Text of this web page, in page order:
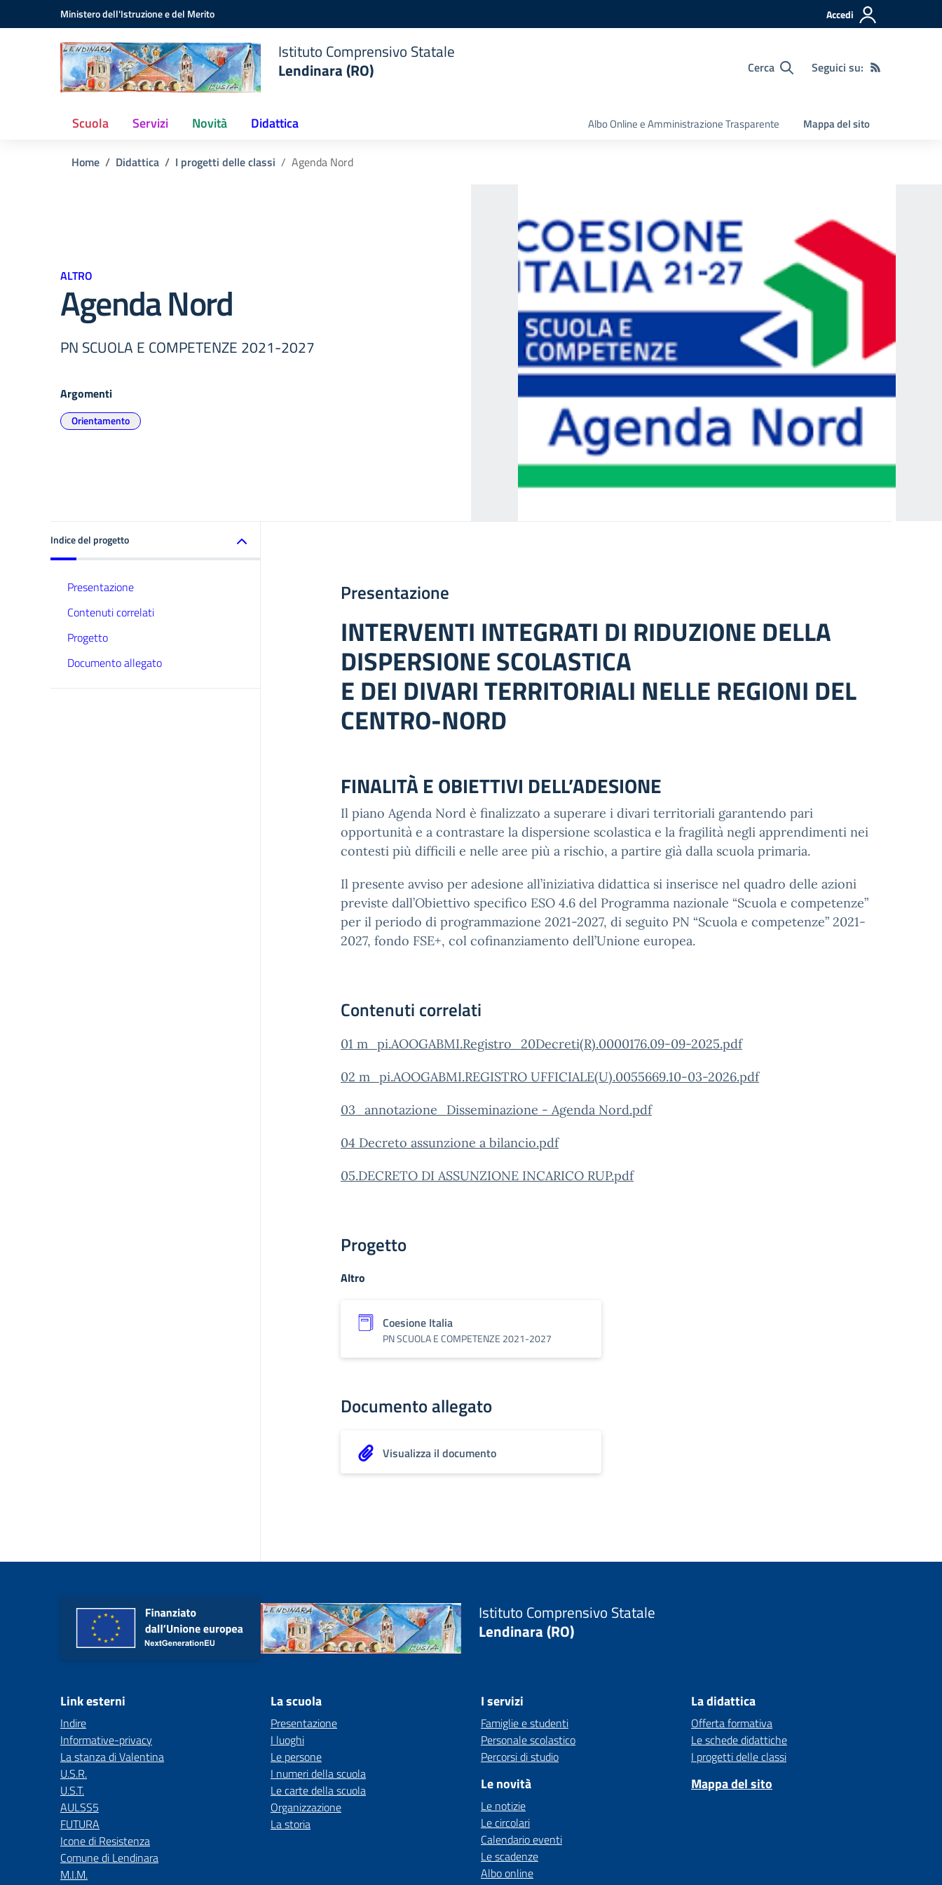
Vai ai contenuti
Vai al menu di navigazioneMinistero dell'Istruzione e del Merito Accedi
Comprensivo
Lendinara
Istituto Comprensivo Statale
Lendinara (RO)
Cerca Seguici su:
Scuola Servizi Novità Didattica Albo Online e Amministrazione Trasparente Mappa del sito
Home Didattica I progetti delle classi Agenda Nord
ALTRO
Agenda Nord
PN SCUOLA E COMPETENZE 2021-2027
Argomenti
Orientamento
Indice del progetto
Presentazione
Contenuti correlati
Progetto
Documento allegato
Presentazione
INTERVENTI INTEGRATI DI RIDUZIONE DELLA
DISPERSIONE SCOLASTICA
E DEI DIVARI TERRITORIALI NELLE REGIONI DEL
CENTRO-NORD
FINALITÀ E OBIETTIVI DELL’ADESIONE
Il piano Agenda Nord è finalizzato a superare i divari territoriali garantendo pari
opportunità e a contrastare la dispersione scolastica e la fragilità negli apprendimenti nei
contesti più difficili e nelle aree più a rischio, a partire già dalla scuola primaria.
Il presente avviso per adesione all’iniziativa didattica si inserisce nel quadro delle azioni
previste dall’Obiettivo specifico ESO 4.6 del Programma nazionale “Scuola e competenze”
per il periodo di programmazione 2021-2027, di seguito PN “Scuola e competenze” 2021-
2027, fondo FSE+, col cofinanziamento dell’Unione europea.
Contenuti correlati
01 m_pi.AOOGABMI.Registro_20Decreti(R).0000176.09-09-2025.pdf
02 m_pi.AOOGABMI.REGISTRO UFFICIALE(U).0055669.10-03-2026.pdf
03_annotazione_Disseminazione - Agenda Nord.pdf
04 Decreto assunzione a bilancio.pdf
05.DECRETO DI ASSUNZIONE INCARICO RUP.pdf
Progetto
Altro
Coesione Italia
PN SCUOLA E COMPETENZE 2021-2027
Documento allegato
Visualizza il documento
Istituto Comprensivo Statale
Lendinara (RO)
Link esterni
Indire
Informative-privacy
La stanza di Valentina
U.S.R.
U.S.T.
AULSS5
FUTURA
Icone di Resistenza
Comune di Lendinara
M.I.M.
La scuola
Presentazione
I luoghi
Le persone
I numeri della scuola
Le carte della scuola
Organizzazione
La storia
I servizi
Famiglie e studenti
Personale scolastico
Percorsi di studio
Le novità
Le notizie
Le circolari
Calendario eventi
Le scadenze
Albo online
La didattica
Offerta formativa
Le schede didattiche
I progetti delle classi
Mappa del sito